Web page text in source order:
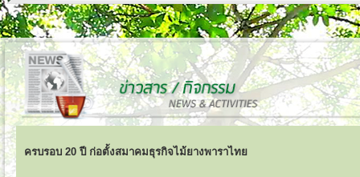
ครบรอบ 20 ปี ก่อตั้งสมาคมธุรกิจไม้ยางพาราไทย